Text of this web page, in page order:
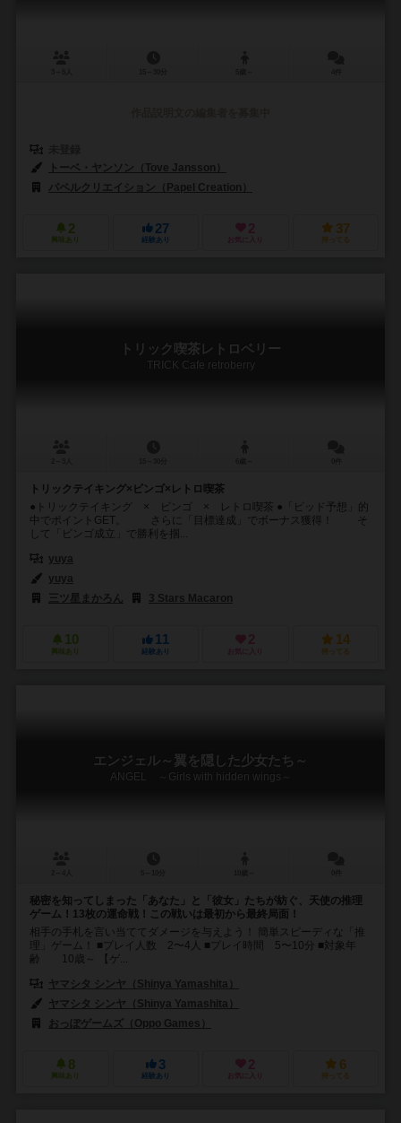
トーベ・ヤンソン（Tove Jansson）
パペルクリエイション（Papel Creation）
2
興味あり
27
経験あり
2
お気に入り
37
持ってる
トリック喫茶レトロベリー
TRICK Cafe retroberry
トリックテイキング×ビンゴ×レトロ喫茶
●トリックテイキング × ビンゴ × レトロ喫茶 ●「ビッド予想」的
中でポイントGET。 さらに「目標達成」でボーナス獲得！ そ
して「ビンゴ成立」で勝利を掴...
yuya
yuya
三ツ星まかろん
3 Stars Macaron
10
興味あり
11
経験あり
2
お気に入り
14
持ってる
エンジェル～翼を隠した少女たち～
ANGEL ～Girls with hidden wings～
秘密を知ってしまった「あなた」と「彼女」たちが紡ぐ、天使の推理
ゲーム！13枚の運命戦！この戦いは最初から最終局面！
相手の手札を言い当ててダメージを与えよう！ 簡単スピーディな「推
理」ゲーム！ ■プレイ人数 2〜4人 ■プレイ時間 5〜10分 ■対象年
齢 10歳～ 【ゲ...
ヤマシタ シンヤ（Shinya Yamashita）
ヤマシタ シンヤ（Shinya Yamashita）
おっぽゲームズ（Oppo Games）
8
興味あり
3
経験あり
2
お気に入り
6
持ってる